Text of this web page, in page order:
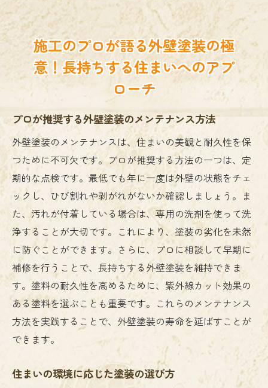
施工のプロが語る外壁塗装の極
意！長持ちする住まいへのアプ
ローチ
プロが推奨する外壁塗装のメンテナンス方法
外壁塗装のメンテナンスは、住まいの美観と耐久性を保
つために不可欠です。プロが推奨する方法の一つは、定
期的な点検です。最低でも年に一度は外壁の状態をチェ
ックし、ひび割れや剥がれがないか確認しましょう。ま
た、汚れが付着している場合は、専用の洗剤を使って洗
浄することが大切です。これにより、塗装の劣化を未然
に防ぐことができます。さらに、プロに相談して早期に
補修を行うことで、長持ちする外壁塗装を維持できま
す。塗料の耐久性を高めるために、紫外線カット効果の
ある塗料を選ぶことも重要です。これらのメンテナンス
方法を実践することで、外壁塗装の寿命を延ばすことが
できます。
住まいの環境に応じた塗装の選び方